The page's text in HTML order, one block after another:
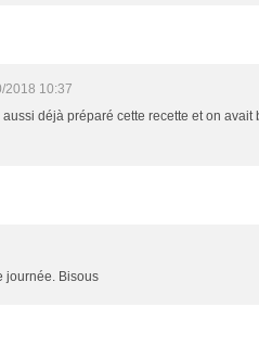
2018 10:37
déjà préparé cette recette et on
journée. Bisous